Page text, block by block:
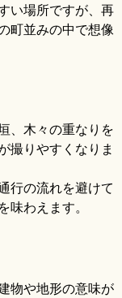
い場所ですが、再
町並みの中で想像
、木々の重なりを
撮りやすくなりま
行の流れを避けて
味わえます。
物や地形の意味が